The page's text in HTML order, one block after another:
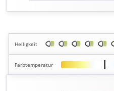
Helligkeit
Farbtemperatur